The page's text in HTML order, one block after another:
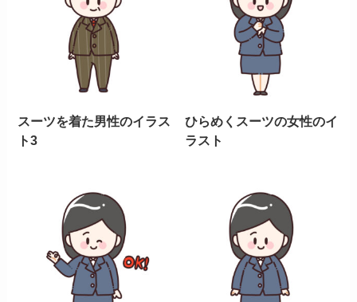
スーツを着た男性のイラス
ト3
ひらめくスーツの女性のイ
ラスト